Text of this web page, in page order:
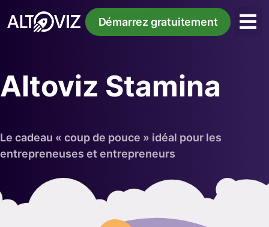
Démarrez gratuitement
Altoviz Stamina
Le cadeau « coup de pouce » idéal pour les
entrepreneuses et entrepreneurs